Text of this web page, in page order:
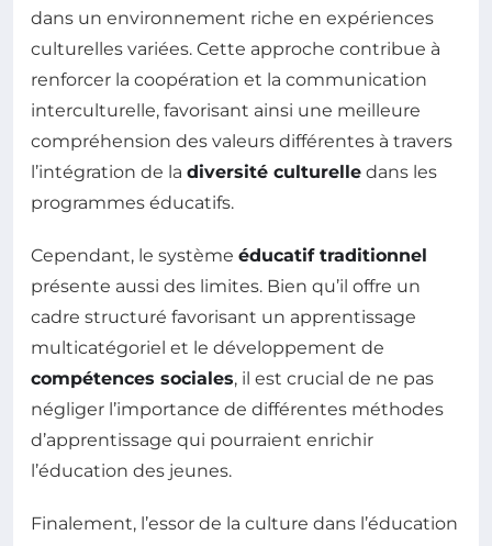
dans un environnement riche en expériences
culturelles variées. Cette approche contribue à
renforcer la coopération et la communication
interculturelle, favorisant ainsi une meilleure
compréhension des valeurs différentes à travers
l’intégration de la diversité culturelle dans les
programmes éducatifs.
Cependant, le système éducatif traditionnel
présente aussi des limites. Bien qu’il offre un
cadre structuré favorisant un apprentissage
multicatégoriel et le développement de
compétences sociales, il est crucial de ne pas
négliger l’importance de différentes méthodes
d’apprentissage qui pourraient enrichir
l’éducation des jeunes.
Finalement, l’essor de la culture dans l’éducation